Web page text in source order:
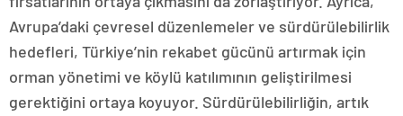
Avrupa’daki çevresel düzenlemeler ve sürdürülebilirlik
hedefleri, Türkiye’nin rekabet gücünü artırmak için
orman yönetimi ve köylü katılımının geliştirilmesi
gerektiğini ortaya koyuyor. Sürdürülebilirliğin, artık